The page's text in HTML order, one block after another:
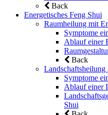
Back
Energetisches Feng Shui
Raumheilung mit
Symptome
Ablauf einer
Back
Landschaftsheilung
Symptome
Ablauf einer
Shui